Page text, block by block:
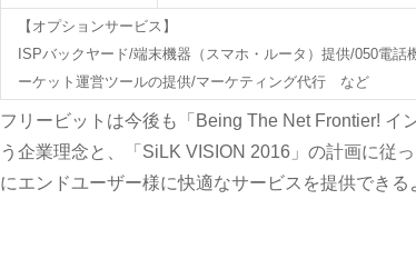
【オプションサービス】
ISPバックヤード/端末機器（スマホ・ルータ）提供/050電
ーケット運営ツールの提供/マーケティング代行 など
フリービットは今後も「Being The Net Frontier! イ
う企業理念と、「SiLK VISION 2016」の計画に従
にエンドユーザー様に快適なサービスを提供できる